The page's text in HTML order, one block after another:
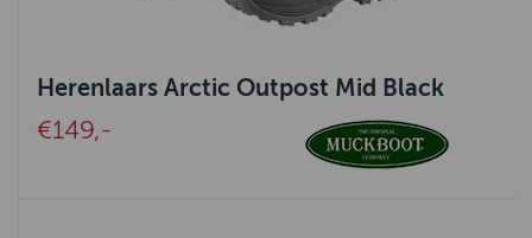
Herenlaars Arctic Outpost Mid Black
€149,-